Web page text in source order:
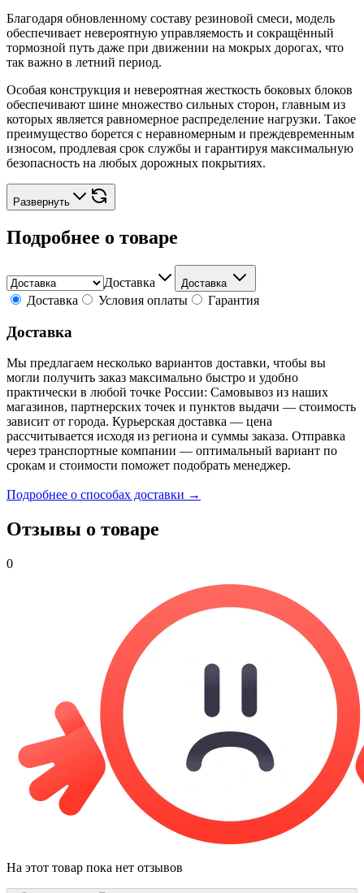
Благодаря обновленному составу резиновой смеси, модель
обеспечивает невероятную управляемость и сокращённый
тормозной путь даже при движении на мокрых дорогах, что
так важно в летний период.
Особая конструкция и невероятная жесткость боковых блоков
обеспечивают шине множество сильных сторон, главным из
которых является равномерное распределение нагрузки. Такое
преимущество борется с неравномерным и преждевременным
износом, продлевая срок службы и гарантируя максимальную
безопасность на любых дорожных покрытиях.
Развернуть
Подробнее о товаре
Доставка Доставка
Доставка Условия оплаты Гарантия
Доставка
Мы предлагаем несколько вариантов доставки, чтобы вы
могли получить заказ максимально быстро и удобно
практически в любой точке России: Самовывоз из наших
магазинов, партнерских точек и пунктов выдачи — стоимость
зависит от города. Курьерская доставка — цена
рассчитывается исходя из региона и суммы заказа. Отправка
через транспортные компании — оптимальный вариант по
срокам и стоимости поможет подобрать менеджер.
Подробнее о способах доставки →
Отзывы о товаре
0
На этот товар пока нет отзывов